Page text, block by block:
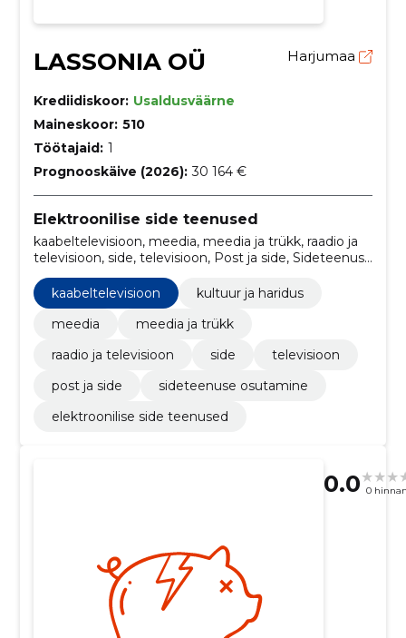
LASSONIA OÜ Harjumaa
Krediidiskoor: Usaldusväärne
Maineskoor: 510
Töötajaid: 1
Prognooskäive (2026): 30 164 €
Elektroonilise side teenused
kaabeltelevisioon, meedia, meedia ja trükk, raadio ja
televisioon, side, televisioon, Post ja side, Sideteenuse
osutamine, kultuur ja haridus
kaabeltelevisioon
kultuur ja haridus
meedia
meedia ja trükk
raadio ja televisioon
side
televisioon
post ja side
sideteenuse osutamine
elektroonilise side teenused
0.0 0